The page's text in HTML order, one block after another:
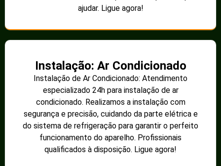
ajudar. Ligue agora!
Instalação: Ar Condicionado
Instalação de Ar Condicionado: Atendimento
especializado 24h para instalação de ar
condicionado. Realizamos a instalação com
segurança e precisão, cuidando da parte elétrica e
do sistema de refrigeração para garantir o perfeito
funcionamento do aparelho. Profissionais
qualificados à disposição. Ligue agora!